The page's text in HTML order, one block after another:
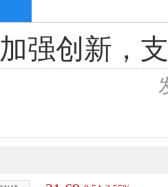
加强创新，